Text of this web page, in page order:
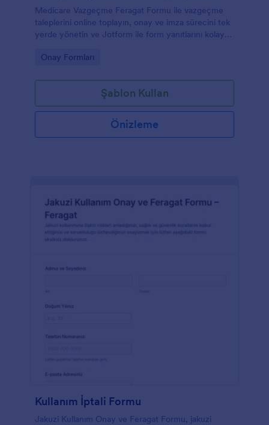
Medicare Vazgeçme Feragat Formu ile vazgeçme
taleplerini online toplayın, onay ve imza sürecini tek
yerde yönetin ve Jotform ile form yanıtlarını kolayca
Go to Category:
Onay Formları
Şablon Kullan
Önizleme
Kullanım İptali Formu
Jakuzi Kullanım Onay ve Feragat Formu, jakuzi